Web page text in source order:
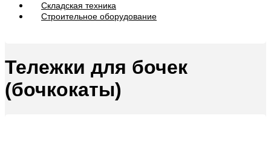
Складская техника
Строительное оборудование
Тележки для бочек
(бочкокаты)